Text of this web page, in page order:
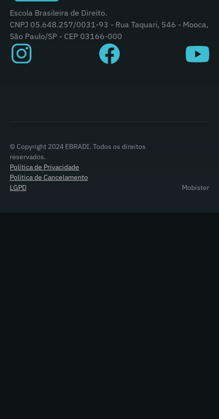
Escola Brasileira de Direito.
CNPJ 05.648.257/0031-93 - Rua Taquari, 546 - Mooca,
São Paulo/SP - CEP 03166-000
© Copyright 2024 EBRADI. Todos os direitos
reservados.
Política de Privacidade
Política de Cancelamento
LGPD
Mobister